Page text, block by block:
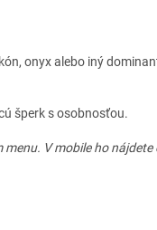
onyx alebo iný
šperk s osobnosťou.
V mobile ho nájdete